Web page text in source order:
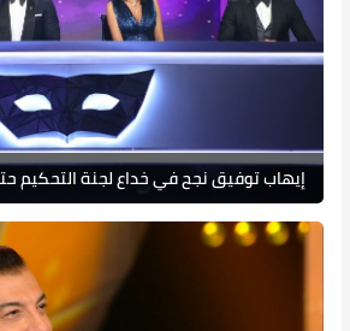
إيهاب توفيق نجح في خداع لجنة التحكيم